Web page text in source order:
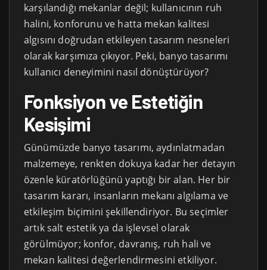
karşılandığı mekanlar değil; kullanıcının ruh
halini, konforunu ve hatta mekan kalitesi
algısını doğrudan etkileyen tasarım nesneleri
olarak karşımıza çıkıyor. Peki, banyo tasarımı
kullanıcı deneyimini nasıl dönüştürüyor?
Fonksiyon ve Estetiğin
Kesişimi
Günümüzde banyo tasarımı, aydınlatmadan
malzemeye, renkten dokuya kadar her detayın
özenle küratörlüğünü yaptığı bir alan. Her bir
tasarım kararı, insanların mekanı algılama ve
etkileşim biçimini şekillendiriyor. Bu seçimler
artık salt estetik ya da işlevsel olarak
görülmüyor; konfor, davranış, ruh hali ve
mekan kalitesi değerlendirmesini etkiliyor.